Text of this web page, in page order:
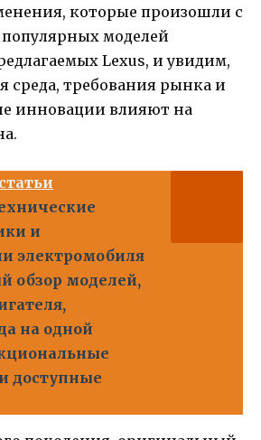
которые произошли с
моделей
Lexus, и увидим,
среда, требования рынка и
инновации влияют на
и
электромобиля
обзор моделей,
на одной
доступные